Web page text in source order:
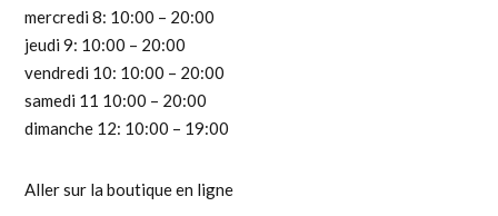
mercredi 8: 10:00 – 20:00
jeudi 9: 10:00 – 20:00
vendredi 10: 10:00 – 20:00
samedi 11 10:00 – 20:00
dimanche 12: 10:00 – 19:00
Aller sur la boutique en ligne